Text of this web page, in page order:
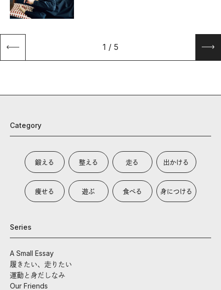
1 / 5
Category
鍛える 整える 走る 出かける
痩せる 遊ぶ 食べる 身につける
Series
A Small Essay
履きたい、走りたい
運動と身だしなみ
Our Friends